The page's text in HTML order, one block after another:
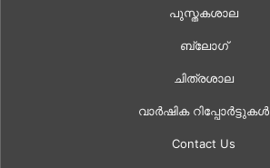
പുസ്തകശാല
ബ്ലോഗ്
ചിത്രശാല
വാർഷിക റിപ്പോർട്ടുകൾ
Contact Us